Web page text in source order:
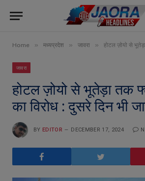
Home » मध्यप्रदेश » जावरा » होटल ज़ोयो से भूतेड़ा तक फ्लाय
जावरा
होटल ज़ोयो से भूतेड़ा तक
का विरोध : दुसरे दिन भी
BY EDITOR DECEMBER 17, 2024